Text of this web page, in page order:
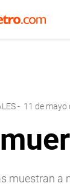
- 11 de mayo
muestran a